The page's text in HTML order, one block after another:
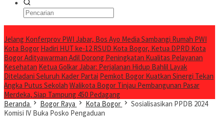
Jelang Konferprov PWI Jabar, Bos Ayo Media Sambangi Rumah PWI
Kota Bogor Hadiri HUT ke-12 RSUD Kota Bogor, Ketua DPRD Kota
Bogor Adityawarman Adil Dorong Peningkatan Kualitas Pelayanan
Kesehatan Ketua Golkar Jabar: Perjalanan Hidup Bahlil Layak
Diteladani Seluruh Kader Partai Pemkot Bogor Kuatkan Sinergi Tekan
Angka Putus Sekolah Walikota Bogor Tinjau Pembangunan Pasar
Merdeka, Siap Tampung 450 Pedagang
Beranda
Bogor Raya Kota Bogor
Sosialisasikan PPDB 2024
Komisi IV Buka Posko Pengaduan